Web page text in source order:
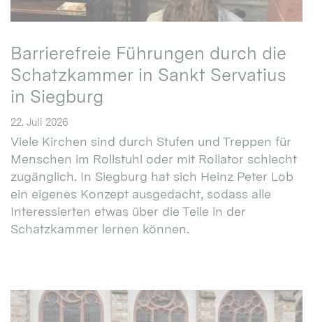
Barrierefreie Führungen durch die
Schatzkammer in Sankt Servatius
in Siegburg
22. Juli 2026
Viele Kirchen sind durch Stufen und Treppen für
Menschen im Rollstuhl oder mit Rollator schlecht
zugänglich. In Siegburg hat sich Heinz Peter Lob
ein eigenes Konzept ausgedacht, sodass alle
Interessierten etwas über die Teile in der
Schatzkammer lernen können.